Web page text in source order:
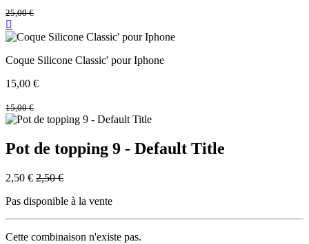
25,00€
Coque Silicone Classic' pour Iphone
15,00 €
15,00€
Pot de topping 9 - Default Title
2,50 € 2,50€
Pas disponible à la vente
Cette combinaison n'existe pas.